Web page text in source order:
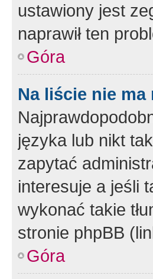
ustawiony jest
naprawił ten
Góra
Na liście nie
języka lub nikt
zapytać
interesuje a jeśli
wykonać takie
stronie phpBB
Góra